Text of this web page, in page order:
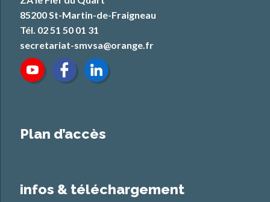
85200 St-Martin-de-Fraigneau
Tél. 02 51 50 01 31
secretariat-smvsa@orange.fr
Plan d’accès
infos & téléchargement